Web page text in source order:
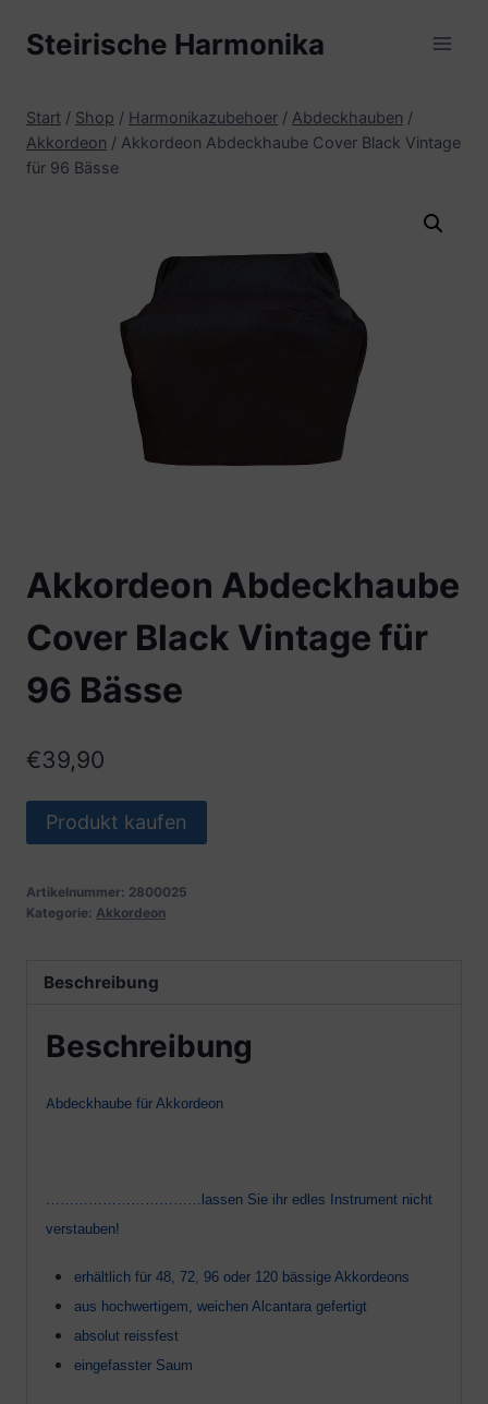
InhaltSteirische Harmonika
Start / Shop / Harmonikazubehoer / Abdeckhauben /
Akkordeon / Akkordeon Abdeckhaube Cover Black Vintage
für 96 Bässe
Akkordeon Abdeckhaube
Cover Black Vintage für
96 Bässe
€39,90
Produkt kaufen
Artikelnummer: 2800025
Kategorie: Akkordeon
Beschreibung
Beschreibung
A bdeckhaube für Akkordeon
……………………………lassen Sie ihr edles Instrument nicht
verstauben!
erhältlich für 48, 72, 96 oder 120 bässige Akkordeons
aus hochwertigem, weichen Alcantara gefertigt
absolut reissfest
eingefasster Saum